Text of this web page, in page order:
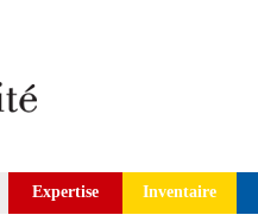
Expertise Inventaire